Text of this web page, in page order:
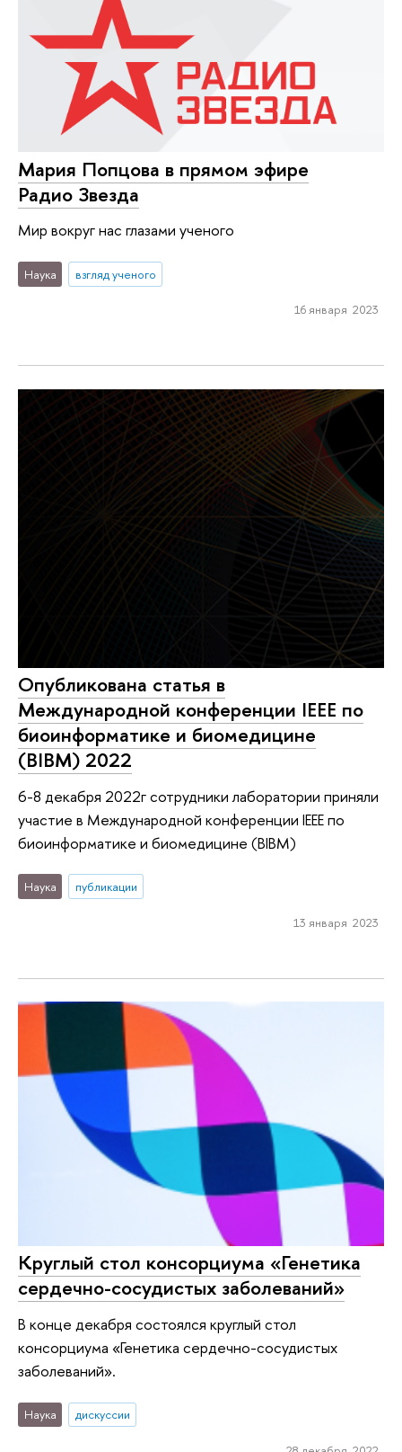
Мария Попцова в прямом эфире
Радио Звезда
Мир вокруг нас глазами ученого
Наука взгляд ученого
16 января 2023
Опубликована статья в
Международной конференции IEEE по
биоинформатике и биомедицине
(BIBM) 2022
6-8 декабря 2022г сотрудники лаборатории приняли
участие в Международной конференции IEEE по
биоинформатике и биомедицине (BIBM)
Наука публикации
13 января 2023
Круглый стол консорциума «Генетика
сердечно-сосудистых заболеваний»
В конце декабря состоялся круглый стол
консорциума «Генетика сердечно-сосудистых
заболеваний».
Наука дискуссии